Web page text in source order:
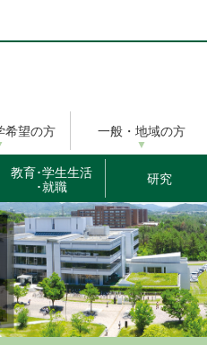
希望の方 一般・地域の方
教育･学生生活
･就職
研究